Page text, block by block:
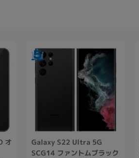
オ Galaxy S22 Ultra 5G
SCG14 ファントムブラック